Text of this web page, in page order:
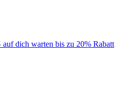
dich warten bis zu 20% Rabatt